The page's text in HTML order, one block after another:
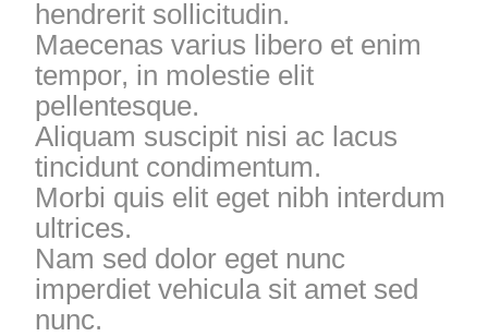
hendrerit sollicitudin.
Maecenas varius libero et enim
tempor, in molestie elit
pellentesque.
Aliquam suscipit nisi ac lacus
tincidunt condimentum.
Morbi quis elit eget nibh interdum
ultrices.
Nam sed dolor eget nunc
imperdiet vehicula sit amet sed
nunc.